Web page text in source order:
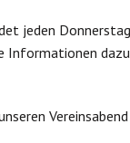
jeden
Informationen dazu
Vereinsabend